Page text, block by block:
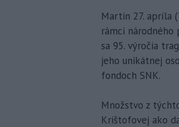
Martin 27. apríla
rámci
sa 95. výročia
jeho unikátnej
fondoch SNK.
Množstvo z
Krištofovej ako